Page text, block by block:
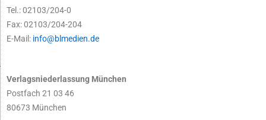
Tel.: 02103/204-0
Fax: 02103/204-204
E-Mail: info@blmedien.de
Verlagsniederlassung München
Postfach 21 03 46
80673 München